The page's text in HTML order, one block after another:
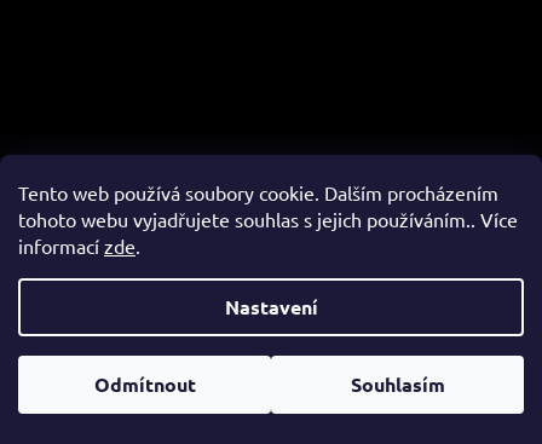
Tento web používá soubory cookie. Dalším procházením
tohoto webu vyjadřujete souhlas s jejich používáním.. Více
informací zde.
Nastavení
Odmítnout Souhlasím
Copyright 2026Isostar.cz. Všechna práva vyhrazena.Upravit